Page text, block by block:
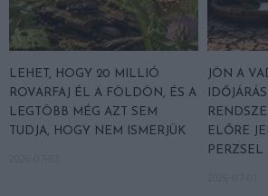
LEHET, HOGY 20 MILLIÓ
ROVARFAJ ÉL A FÖLDÖN, ÉS A
LEGTÖBB MÉG AZT SEM
TUDJA, HOGY NEM ISMERJÜK
JÖN A
ELŐRE
PERZSEL